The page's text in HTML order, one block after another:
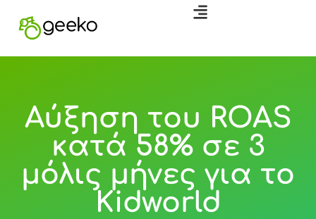
Αύξηση του ROAS
κατά 58% σε 3
μόλις μήνες για το
Kidworld